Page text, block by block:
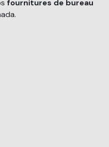
fournitures de bureau